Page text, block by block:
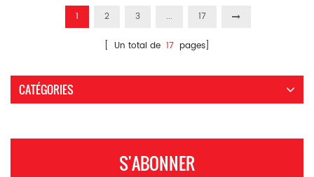
et une fuite d'eau par l'entrée d...
1 2 3 ... 17
[ Un total de 17 pages]
CATÉGORIES
S'ABONNER